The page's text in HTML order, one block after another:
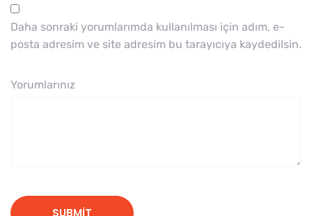
Daha sonraki yorumlarımda kullanılması için adım, e-
posta adresim ve site adresim bu tarayıcıya kaydedilsin.
Yorumlarınız